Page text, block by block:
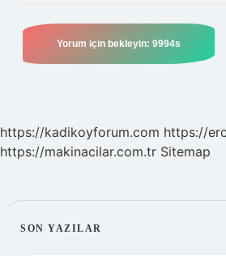
https://kadikoyforum.com https://
https://makinacilar.com.tr Sitemap
SIDEBAR
SON YAZILAR